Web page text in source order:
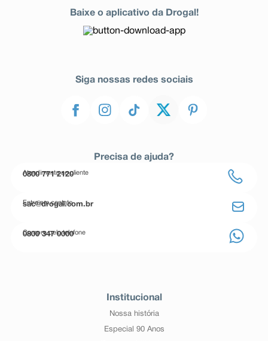
Baixe o aplicativo da Drogal!
Siga nossas redes sociais
Precisa de ajuda?
Atendimento ao cliente
0800 771 2120
Entre em contato
sac@drogal.com.br
Compre pelo telefone
0800 347 0000
Institucional
Nossa história
Especial 90 Anos